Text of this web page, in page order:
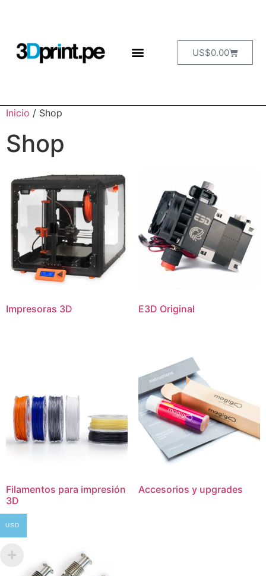
US$0.00
Inicio / Shop
Shop
Impresoras 3D E3D Original
Filamentos para impresión
3D
Accesorios y upgrades
USD